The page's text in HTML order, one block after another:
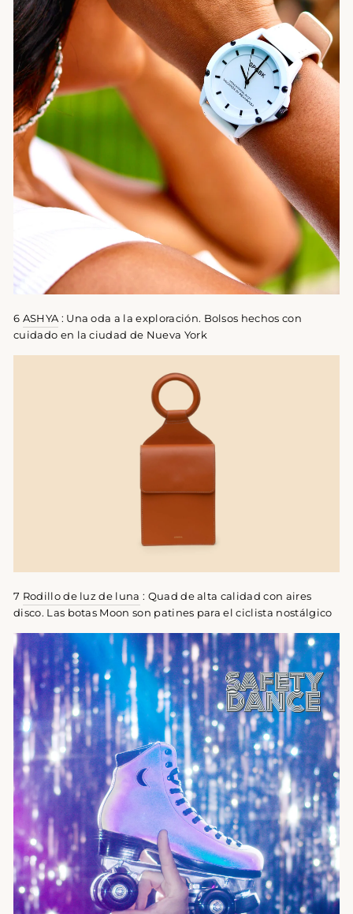
6 ASHYA : Una oda a la exploración. Bolsos hechos con
cuidado en la ciudad de Nueva York
7 Rodillo de luz de luna : Quad de alta calidad con aires
disco. Las botas Moon son patines para el ciclista nostálgico